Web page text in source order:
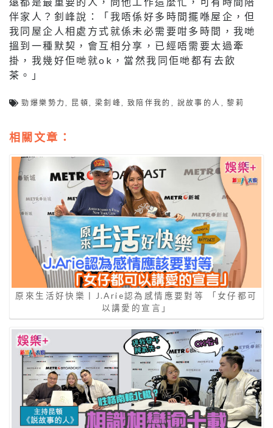
伴家人？釗峰說：「我唔係好多時間擺喺屋企，但
我同屋企人相處方式就係未必需要咁多時間，我哋
搵到一種默契，會互相分享，已經唔需要太過牽
掛，我幾好佢哋就ok，當然我同佢哋都有去飲
茶。」
勁爆樂勢力, 昆頓, 梁釗峰, 致陪伴我的 , 說故事的人 ,黎莉
相關文章：
原來生活好快樂丨J.Arie認為感情應要對等 「女仔都可
以講愛的宣言」